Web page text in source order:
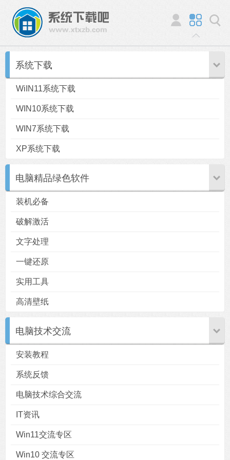
系统下载
WiIN11系统下载
WIN10系统下载
WIN7系统下载
XP系统下载
电脑精品绿色软件
装机必备
破解激活
文字处理
一键还原
实用工具
高清壁纸
电脑技术交流
安装教程
系统反馈
电脑技术综合交流
IT资讯
Win11交流专区
Win10 交流专区